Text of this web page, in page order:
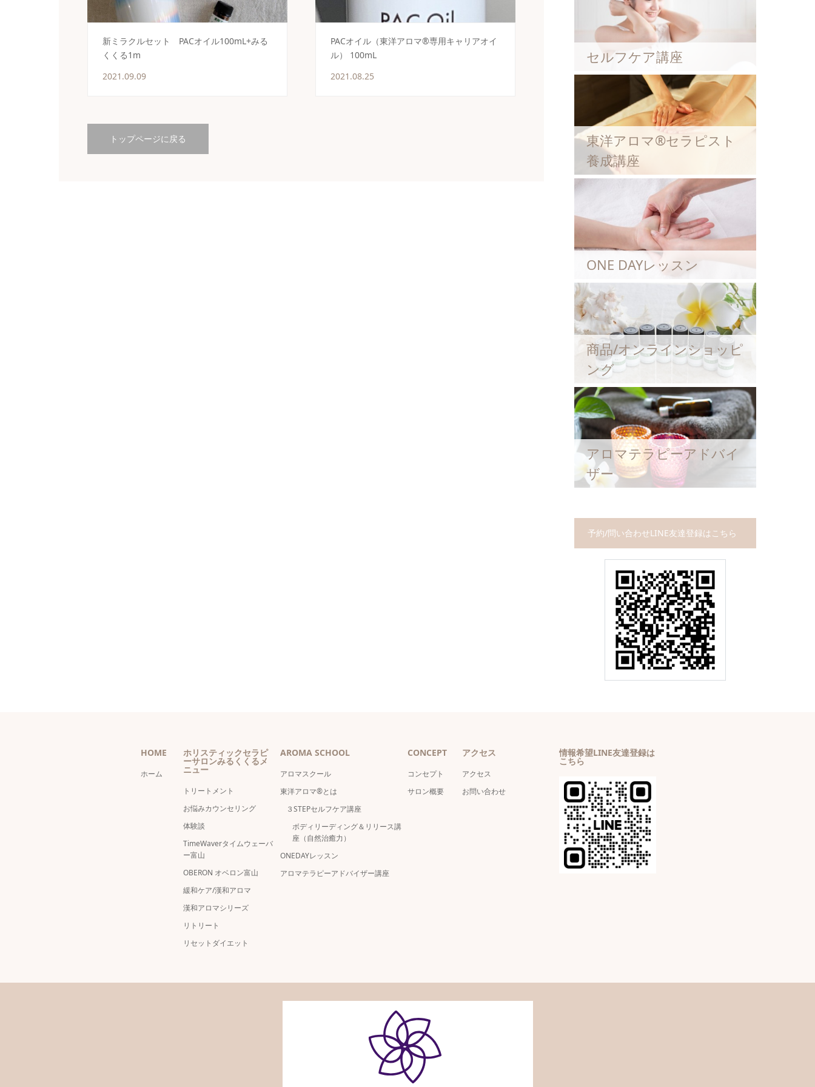
新ミラクルセット PACオイル100mL+みる
くくる1m
2021.09.09
PACオイル（東洋アロマ®専用キャリアオイ
ル） 100mL
2021.08.25
トップページに戻る
セルフケア講座
東洋アロマ®セラピスト
養成講座
ONE DAYレッスン
商品/オンラインショッピ
ング
アロマテラピーアドバイ
ザー
予約/問い合わせLINE友達登録はこちら
HOME
ホーム
ホリスティックセラピ
ーサロンみるくくるメ
ニュー
トリートメント
お悩みカウンセリング
体験談
TimeWaverタイムウェーバ
ー富山
OBERON オベロン富山
緩和ケア/漢和アロマ
漢和アロマシリーズ
リトリート
リセットダイエット
AROMA SCHOOL
アロマスクール
東洋アロマ®とは
３STEPセルフケア講座
ボディリーディング＆リリース講
座（自然治癒力）
ONEDAYレッスン
アロマテラピーアドバイザー講座
CONCEPT
コンセプト
サロン概要
アクセス
アクセス
お問い合わせ
情報希望LINE友達登録は
こちら